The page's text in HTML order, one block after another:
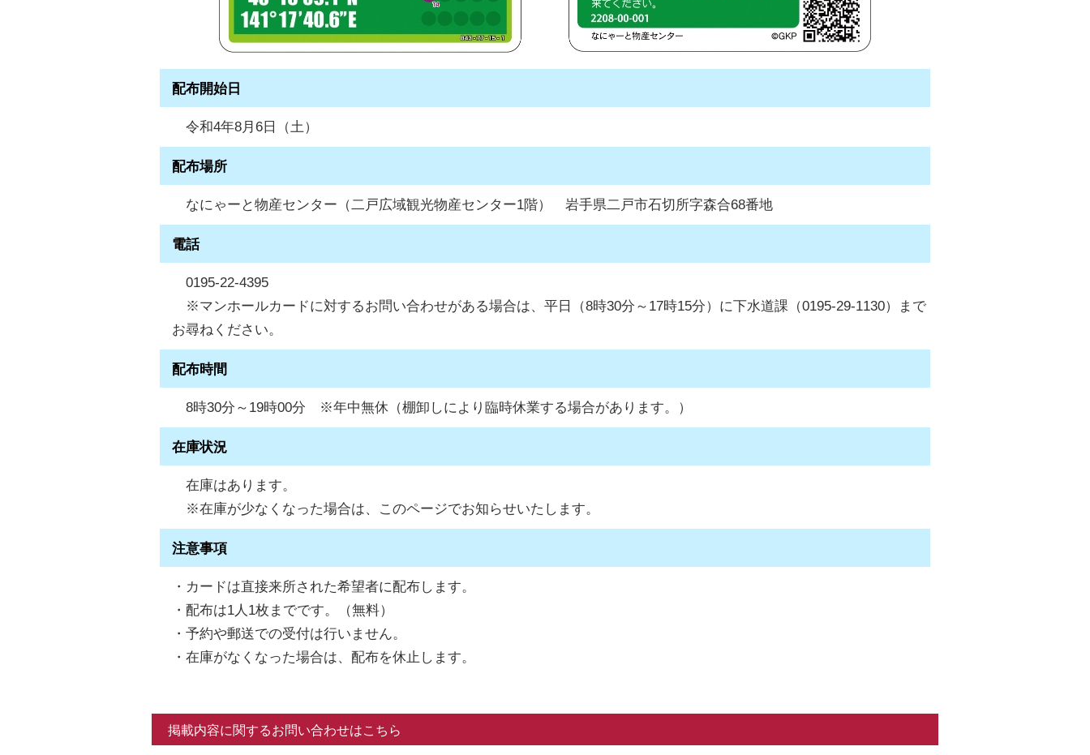
配布開始日
令和4年8月6日（土）
配布場所
なにゃーと物産センター（二戸広域観光物産センター1階） 岩手県二戸市石切所字森合68番地
電話
0195-22-4395
※マンホールカードに対するお問い合わせがある場合は、平日（8時30分～17時15分）に下水道課（0195-29-1130）まで
お尋ねください。
配布時間
8時30分～19時00分 ※年中無休（棚卸しにより臨時休業する場合があります。）
在庫状況
在庫はあります。
※在庫が少なくなった場合は、このページでお知らせいたします。
注意事項
・カードは直接来所された希望者に配布します。
・配布は1人1枚までです。（無料）
・予約や郵送での受付は行いません。
・在庫がなくなった場合は、配布を休止します。
掲載内容に関するお問い合わせはこちら